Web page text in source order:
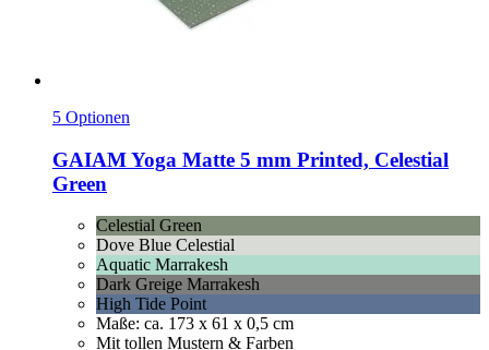
5 Optionen
GAIAMYoga Matte 5 mm Printed, Celestial
Green
Celestial Green
Dove Blue Celestial
Aquatic Marrakesh
Dark Greige Marrakesh
High Tide Point
Maße: ca. 173 x 61 x 0,5 cm
Mit tollen Mustern & Farben